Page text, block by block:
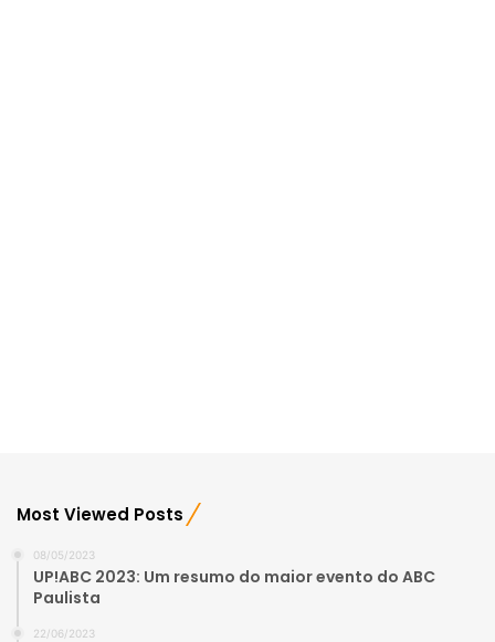
Most Viewed Posts
08/05/2023
UP!ABC 2023: Um resumo do maior evento do ABC
Paulista
22/06/2023